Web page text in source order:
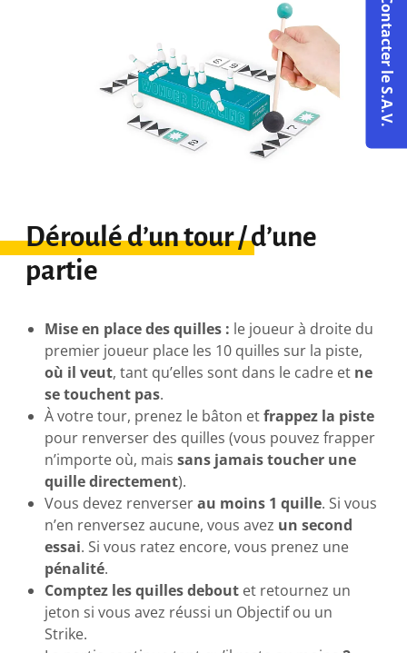
Déroulé d’un tour / d’une
partie
Mise en place des quilles : le joueur à droite du
premier joueur place les 10 quilles sur la piste,
où il veut, tant qu’elles sont dans le cadre et ne
se touchent pas.
À votre tour, prenez le bâton etfrappez la piste
pour renverser des quilles (vous pouvez frapper
n’importe où, mais sans jamais toucher une
quille directement).
Vous devez renverserau moins 1 quille. Si vous
n’en renversez aucune, vous avez un second
essai. Si vous ratez encore, vous prenez une
pénalité.
Comptez les quilles deboutet retournez un
jeton si vous avez réussi un Objectif ou un
Strike.
Contacter le S.A.V.